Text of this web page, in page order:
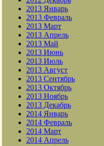
2013 Январь
2013 Февраль
2013 Март
2013 Апрель
2013 Май
2013 Июнь
2013 Июль
2013 Август
2013 Сентябрь
2013 Октябрь
2013 Ноябрь
2013 Декабрь
2014 Январь
2014 Февраль
2014 Март
2014 Апрель